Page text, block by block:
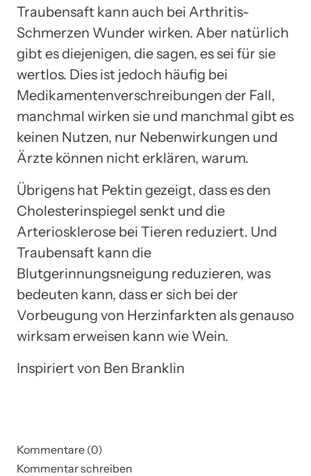
Traubensaft kann auch bei Arthritis-
Schmerzen Wunder wirken. Aber natürlich
gibt es diejenigen, die sagen, es sei für sie
wertlos. Dies ist jedoch häufig bei
Medikamentenverschreibungen der Fall,
manchmal wirken sie und manchmal gibt es
keinen Nutzen, nur Nebenwirkungen und
Ärzte können nicht erklären, warum.
Übrigens hat Pektin gezeigt, dass es den
Cholesterinspiegel senkt und die
Arteriosklerose bei Tieren reduziert. Und
Traubensaft kann die
Blutgerinnungsneigung reduzieren, was
bedeuten kann, dass er sich bei der
Vorbeugung von Herzinfarkten als genauso
wirksam erweisen kann wie Wein.
Inspiriert von Ben Branklin
Kommentare (0)
Kommentar schreiben